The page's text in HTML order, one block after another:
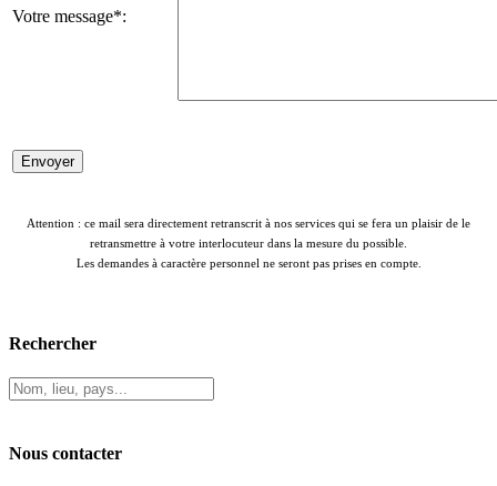
Votre message*:
Attention : ce mail sera directement retranscrit à nos services qui se fera un plaisir de le
retransmettre à votre interlocuteur dans la mesure du possible.
Les demandes à caractère personnel ne seront pas prises en compte.
Rechercher
Nous contacter